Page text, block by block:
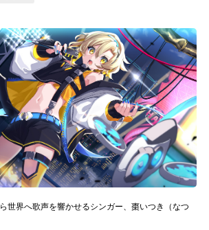
ンディング
世界へ歌声を響かせるシンガー、棗いつき（なつ